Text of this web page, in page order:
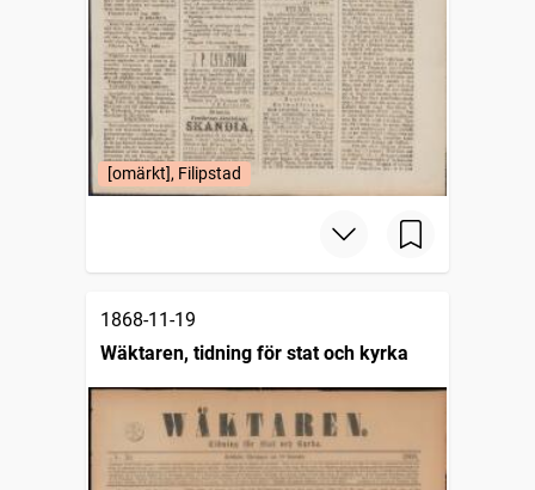
[omärkt], Filipstad
1868-11-19
Wäktaren, tidning för stat och kyrka